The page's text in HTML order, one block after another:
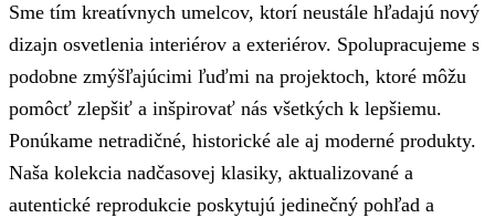
Sme tím kreatívnych umelcov, ktorí neustále hľadajú nový
dizajn osvetlenia interiérov a exteriérov. Spolupracujeme s
podobne zmýšľajúcimi ľuďmi na projektoch, ktoré môžu
pomôcť zlepšiť a inšpirovať nás všetkých k lepšiemu.
Ponúkame netradičné, historické ale aj moderné produkty.
Naša kolekcia nadčasovej klasiky, aktualizované a
autentické reprodukcie poskytujú jedinečný pohľad a